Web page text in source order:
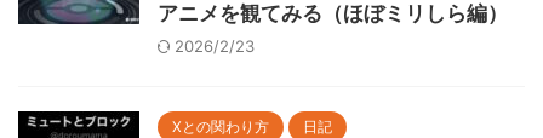
アニメを観てみる（ほぼミリしら編）
2026/2/23
Xとの関わり方 日記